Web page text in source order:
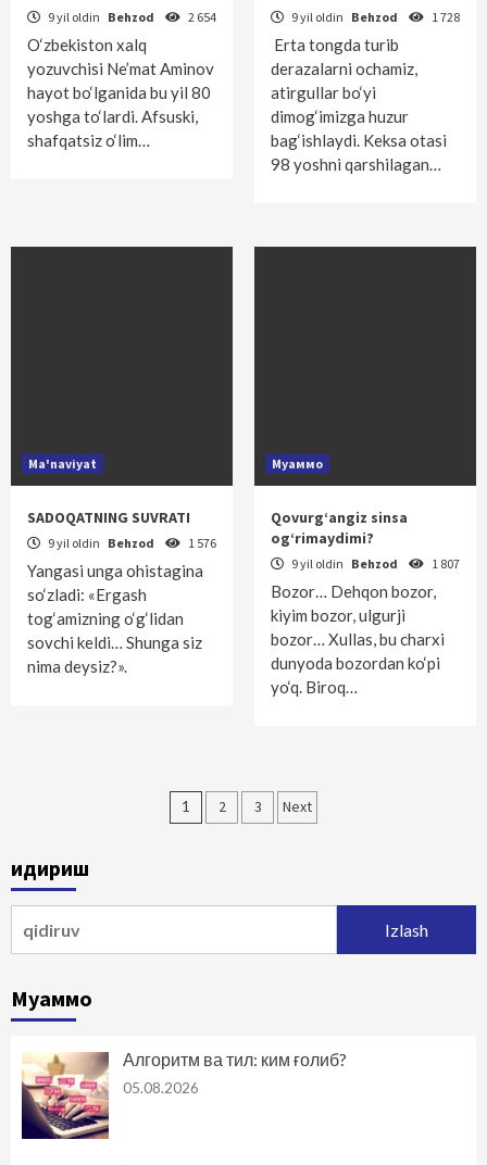
9 yil oldin Behzod 2 654
O‘zbekiston xalq
yozuvchisi Ne’mat Aminov
hayot bo‘lganida bu yil 80
yoshga to‘lardi. Afsuski,
shafqatsiz o‘lim…
9 yil oldin Behzod 1 728
Erta tongda turib
derazalarni ochamiz,
atirgullar bo‘yi
dimog‘imizga huzur
bag‘ishlaydi. Keksa otasi
98 yoshni qarshilagan…
Ma'naviyat
SADOQATNING SUVRATI
9 yil oldin Behzod 1 576
Yangasi unga ohistagina
so‘zladi: «Ergash
tog‘amizning o‘g‘lidan
sovchi keldi… Shunga siz
nima deysiz?».
Муаммо
Qovurg‘angiz sinsa
og‘rimaydimi?
9 yil oldin Behzod 1 807
Bozor… Dehqon bozor,
kiyim bozor, ulgurji
bozor… Xullas, bu charxi
dunyoda bozordan ko‘pi
yo‘q. Biroq…
Maqolalar
1 2 3 Next
Қидириш
Муаммо
Алгоритм ва тил: ким ғолиб?
05.08.2026